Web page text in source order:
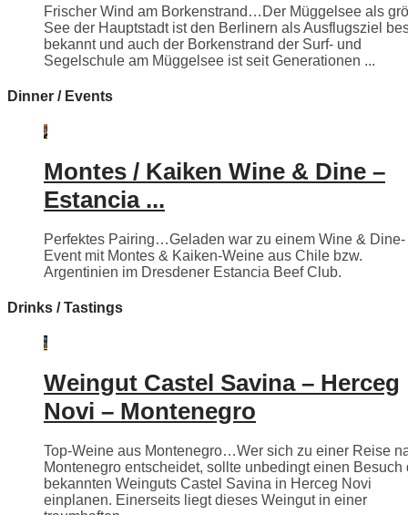
Frischer Wind am Borkenstrand…Der Müggelsee als
See der Hauptstadt ist den Berlinern als Ausflugsziel
bekannt und auch der Borkenstrand der Surf- und
Segelschule am Müggelsee ist seit Generationen ...
Dinner / Events
Montes / Kaiken Wine & Dine –
Estancia ...
Perfektes Pairing…Geladen war zu einem Wine & Dine-
Event mit Montes & Kaiken-Weine aus Chile bzw.
Argentinien im Dresdener Estancia Beef Club.
Drinks / Tastings
Weingut Castel Savina – Herceg
Novi – Montenegro
Top-Weine aus Montenegro…Wer sich zu einer Reise
Montenegro entscheidet, sollte unbedingt einen Besuch
bekannten Weinguts Castel Savina in Herceg Novi
einplanen. Einerseits liegt dieses Weingut in einer